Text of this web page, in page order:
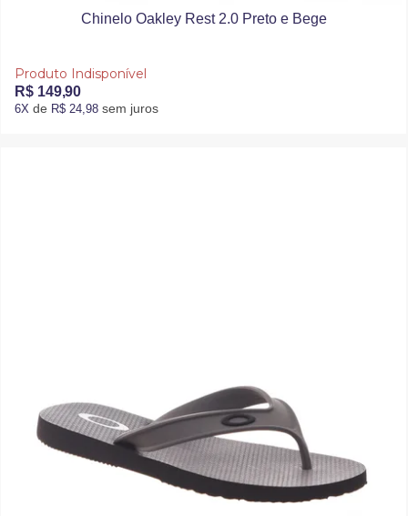
Chinelo Oakley Rest 2.0 Preto e Bege
Produto Indisponível
R$ 149,90
6X de R$ 24,98 sem juros